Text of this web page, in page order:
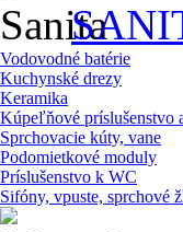
Vodovodné batérie
Kuchynské drezy
Keramika
Kúpeľňové príslušenstvo
Sprchovacie kúty, vane
Podomietkové moduly
Príslušenstvo k WC
Sifóny, vpuste, sprchové